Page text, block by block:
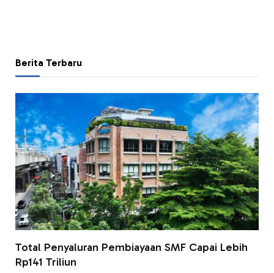
Berita Terbaru
Total Penyaluran Pembiayaan SMF Capai Lebih
Rp141 Triliun